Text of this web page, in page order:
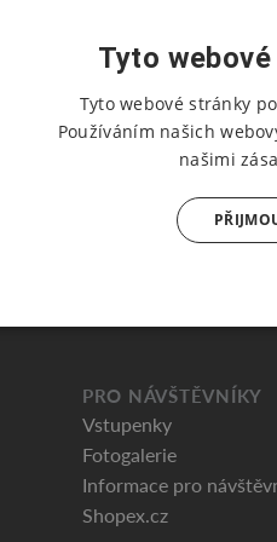
PRO NÁVŠTĚVNÍKY
Vstupenky
Fotogalerie
Informace pro
Shopex.cz
Tyto
Tyto webové stránky
Používáním našich
našimi